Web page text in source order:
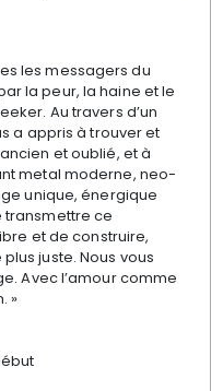
les messagers du
la peur, la haine et le
Au travers d’un
a appris à trouver et
et oublié, et à
metal moderne, neo-
unique, énergique
transmettre ce
et de construire,
juste. Nous vous
Avec l’amour comme
»